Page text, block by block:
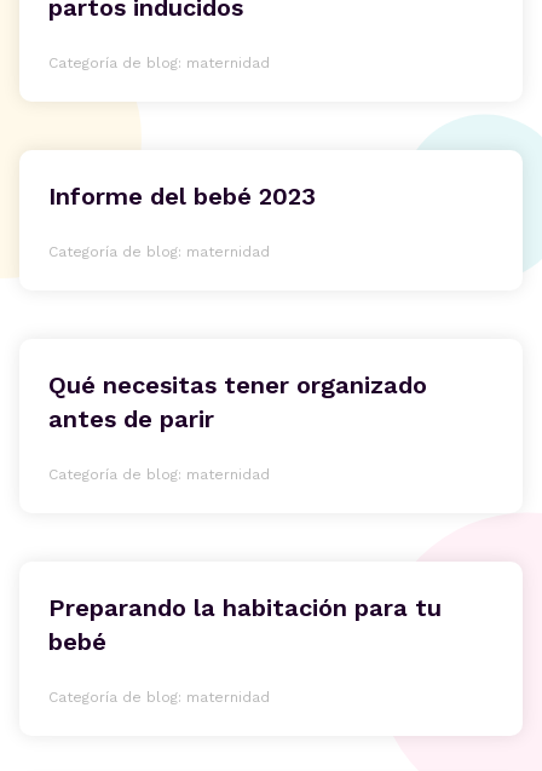
partos inducidos
Categoría de blog: maternidad
Informe del bebé 2023
Categoría de blog: maternidad
Qué necesitas tener organizado
antes de parir
Categoría de blog: maternidad
Preparando la habitación para tu
bebé
Categoría de blog: maternidad